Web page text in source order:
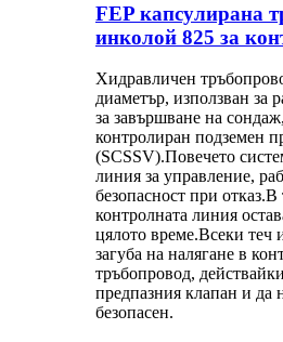
FEP капсулирана
инколой 825 за
Хидравличен
диаметър, използван за
за завършване на
контролиран подземен
(SCSSV).Повечето
линия за управление,
безопасност при
контролната линия
цялото време.Всеки теч
загуба на налягане в
тръбопровод,
предпазния клапан и да
безопасен.